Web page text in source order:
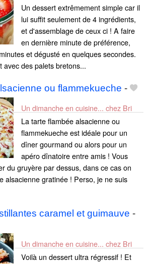
Un dessert extrêmement simple car il
lui suffit seulement de 4 ingrédients,
et d'assemblage de ceux ci ! A faire
en dernière minute de préférence,
et dégusté en quelques secondes.
avec des palets bretons...
ou flammekueche -
Un dimanche en cuisine... chez Bri
La tarte flambée alsacienne ou
flammekueche est idéale pour un
dîner gourmand ou alors pour un
apéro dînatoire entre amis ! Vous
du gruyère par dessus, dans ce cas on
alsacienne gratinée ! Perso, je ne suis
caramel et guimauve -
Un dimanche en cuisine... chez Bri
Voilà un dessert ultra régressif ! Et